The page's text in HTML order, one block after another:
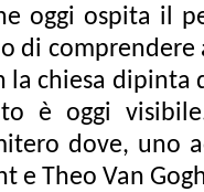
oggi ospita il
di
la chiesa
è oggi
dove, uno
e Theo Van